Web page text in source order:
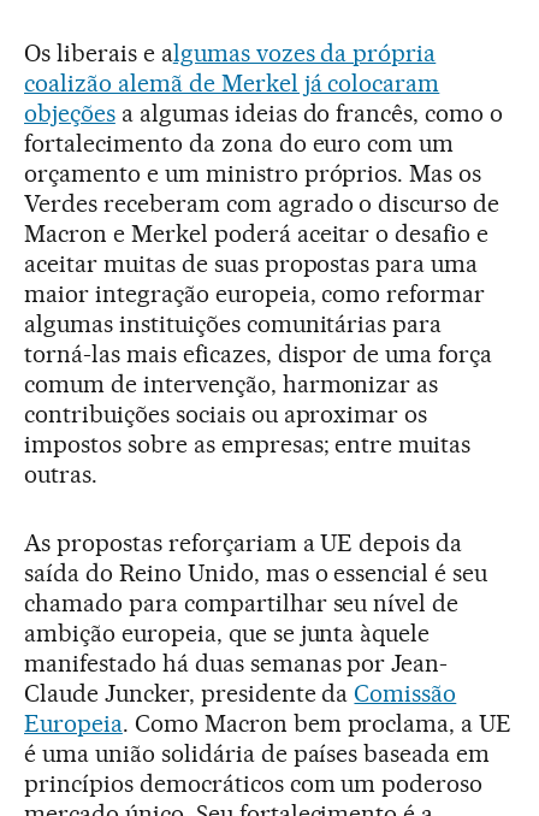
Os liberais e algumas vozes da própria
coalizão alemã de Merkel já colocaram
objeçõesa algumas ideias do francês, como o
fortalecimento da zona do euro com um
orçamento e um ministro próprios. Mas os
Verdes receberam com agrado o discurso de
Macron e Merkel poderá aceitar o desafio e
aceitar muitas de suas propostas para uma
maior integração europeia, como reformar
algumas instituições comunitárias para
torná-las mais eficazes, dispor de uma força
comum de intervenção, harmonizar as
contribuições sociais ou aproximar os
impostos sobre as empresas; entre muitas
outras.
As propostas reforçariam a UE depois da
saída do Reino Unido, mas o essencial é seu
chamado para compartilhar seu nível de
ambição europeia, que se junta àquele
manifestado há duas semanas por Jean-
Claude Juncker, presidente daComissão
Europeia. Como Macron bem proclama, a UE
é uma união solidária de países baseada em
princípios democráticos com um poderoso